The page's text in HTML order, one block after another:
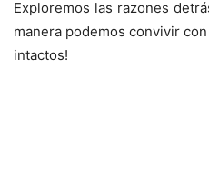
Exploremos las razones
manera podemos convivir
intactos!